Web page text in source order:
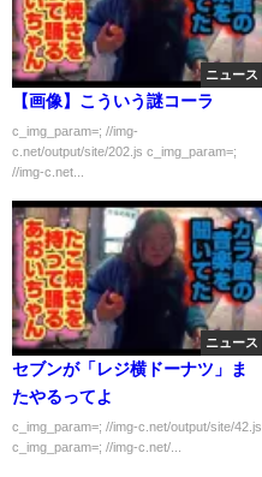
ニュース
【画像】こういう謎コーラ
c_img_param=; //img-
c.net/output/site/202.js c_img_param=;
//img-c.net...
ニュース
セブンが「レジ横ドーナツ」ま
たやるってよ
c_img_param=; //img-c.net/output/site/42.js
c_img_param=; //img-c.net/...